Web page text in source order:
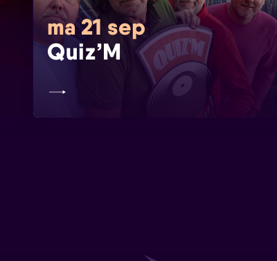
ma 21 sep
Quiz’M